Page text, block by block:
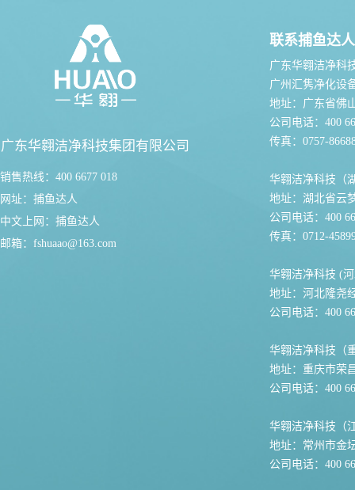
广东华翱洁净科技集团有限公司
销售热线：400 6677 018
网址： 捕鱼达人
中文上网： 捕鱼达人
邮箱： fshuaao@163.com
联系捕鱼达人
广东华翱洁净科
广州汇隽净化设
地址：广东省佛
公司电话：400
传真：0757-
华翱洁净科技（
地址：湖北省云
公司电话：400
传真：0712-
华翱洁净科技 (
地址：河北隆尧
公司电话：400
华翱洁净科技（
地址：重庆市荣
公司电话：400
华翱洁净科技（
地址：常州市金
公司电话：400